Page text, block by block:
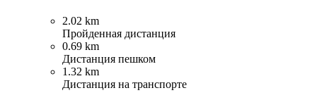
2.02 km
Пройденная дистанция
0.69 km
Дистанция пешком
1.32 km
Дистанция на транспорте